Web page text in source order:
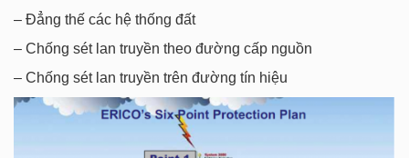
– Đẳng thế các hệ thống đất
– Chống sét lan truyền theo đường cấp nguồn
– Chống sét lan truyền trên đường tín hiệu